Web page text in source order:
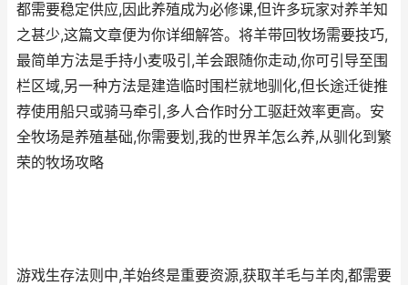
都需要稳定供应,因此养殖成为必修课,但许多玩家对养羊知
之甚少,这篇文章便为你详细解答。将羊带回牧场需要技巧,
最简单方法是手持小麦吸引,羊会跟随你走动,你可引导至围
栏区域,另一种方法是建造临时围栏就地驯化,但长途迁徙推
荐使用船只或骑马牵引,多人合作时分工驱赶效率更高。安
全牧场是养殖基础,你需要划,我的世界羊怎么养,从驯化到繁
荣的牧场攻略
游戏生存法则中,羊始终是重要资源,获取羊毛与羊肉,都需要